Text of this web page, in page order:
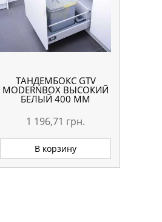
ТАНДЕМБОКС GTV
MODERNBOX ВЫСОКИЙ
БЕЛЫЙ 400 ММ
1 196,71 грн.
В корзину